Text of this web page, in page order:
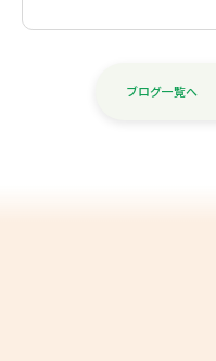
ブログ一覧へ